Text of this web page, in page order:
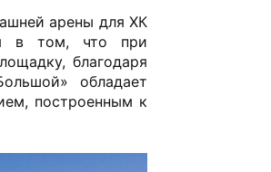
арены для ХК
в том, что при
благодаря
обладает
построенным к